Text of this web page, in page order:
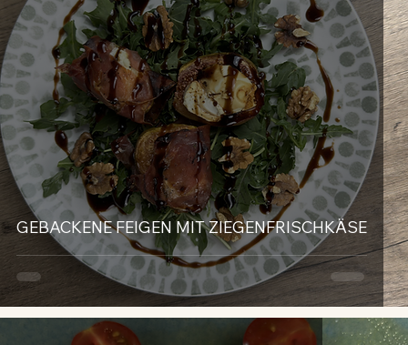
GEBACKENE FEIGEN MIT ZIEGENFRISCHKÄSE